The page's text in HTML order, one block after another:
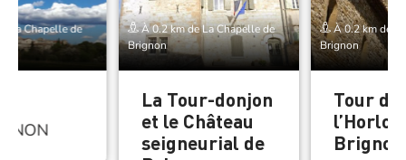
La Chapelle de
À 0.2 km de La Chapelle de
Brignon
La Tour-donjon
et le Château
seigneurial de
À 0.2 km de
Brignon
Tour de
Brignon